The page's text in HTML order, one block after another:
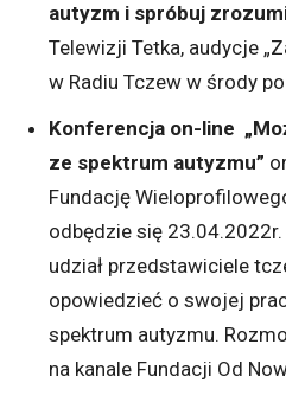
autyzm i spróbuj
Telewizji Tetka, audycje
w Radiu Tczew w środy
Konferencja on-line
ze spektrum autyzmu”
Fundację
odbędzie się
udział przedstawiciele
opowiedzieć o swojej
spektrum autyzmu.
na kanale Fundacji Od